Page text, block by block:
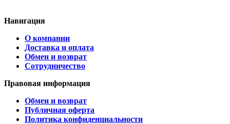
Навигация
О компании
Доставка и оплата
Обмен и возврат
Сотрудничество
Правовая информация
Обмен и возврат
Публичная оферта
Политика конфиденциальности